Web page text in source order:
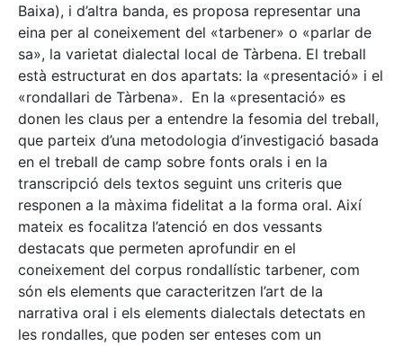
Baixa), i d’altra banda, es proposa representar una
eina per al coneixement del «tarbener» o «parlar de
sa», la varietat dialectal local de Tàrbena. El treball
està estructurat en dos apartats: la «presentació» i el
«rondallari de Tàrbena». En la «presentació» es
donen les claus per a entendre la fesomia del treball,
que parteix d’una metodologia d’investigació basada
en el treball de camp sobre fonts orals i en la
transcripció dels textos seguint uns criteris que
responen a la màxima fidelitat a la forma oral. Així
mateix es focalitza l’atenció en dos vessants
destacats que permeten aprofundir en el
coneixement del corpus rondallístic tarbener, com
són els elements que caracteritzen l’art de la
narrativa oral i els elements dialectals detectats en
les rondalles, que poden ser enteses com un